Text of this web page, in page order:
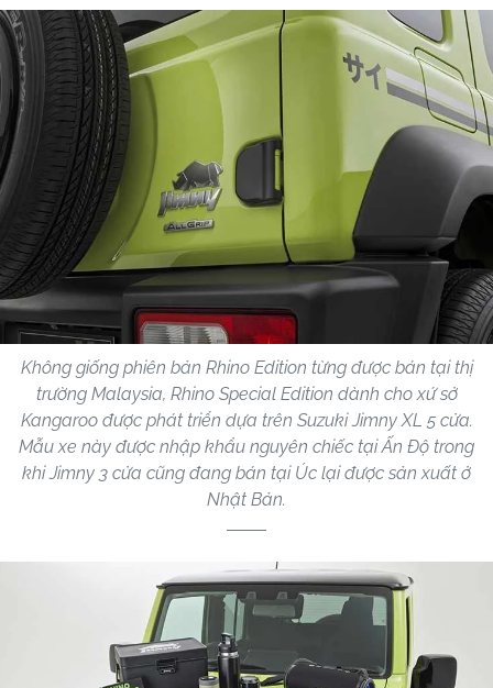
Không giống phiên bản Rhino Edition từng được bán tại thị
trường Malaysia, Rhino Special Edition dành cho xứ sở
Kangaroo được phát triển dựa trên Suzuki Jimny XL 5 cửa.
Mẫu xe này được nhập khẩu nguyên chiếc tại Ấn Độ trong
khi Jimny 3 cửa cũng đang bán tại Úc lại được sản xuất ở
Nhật Bản.